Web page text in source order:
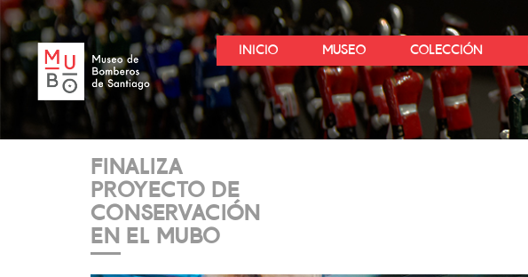
INICIO MUSEO COLECCIÓN
FINALIZA
PROYECTO DE
CONSERVACIÓN
EN EL MUBO